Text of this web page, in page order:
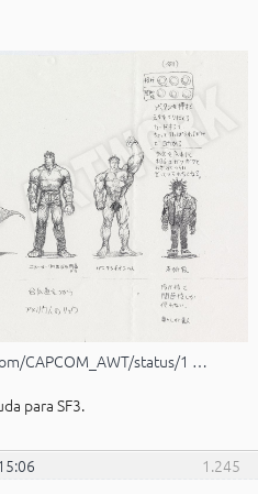
CAPCOM_AWT/status/1 …
para SF3.
1.245